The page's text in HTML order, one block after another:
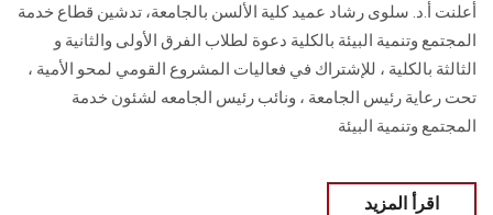
أعلنت أ.د. سلوى رشاد عميد كلية الألسن بالجامعة، تدشين قطاع خدمة
المجتمع وتنمية البيئة بالكلية دعوة لطلاب الفرق الأولى والثانية و
الثالثة بالكلية ، للإشتراك في فعاليات المشروع القومي لمحو الأمية ،
تحت رعاية رئيس الجامعة ، ونائب رئيس الجامعه لشئون خدمة
المجتمع وتنمية البيئة
اقرأ المزيد